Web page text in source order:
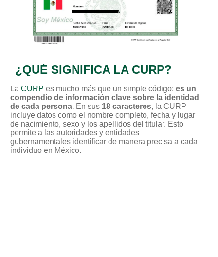
¿QUÉ SIGNIFICA LA CURP?
La CURP es mucho más que un simple código; es un
compendio de información clave sobre la identidad
de cada persona. En sus 18 caracteres, la CURP
incluye datos como el nombre completo, fecha y lugar
de nacimiento, sexo y los apellidos del titular. Esto
permite a las autoridades y entidades
gubernamentales identificar de manera precisa a cada
individuo en México.